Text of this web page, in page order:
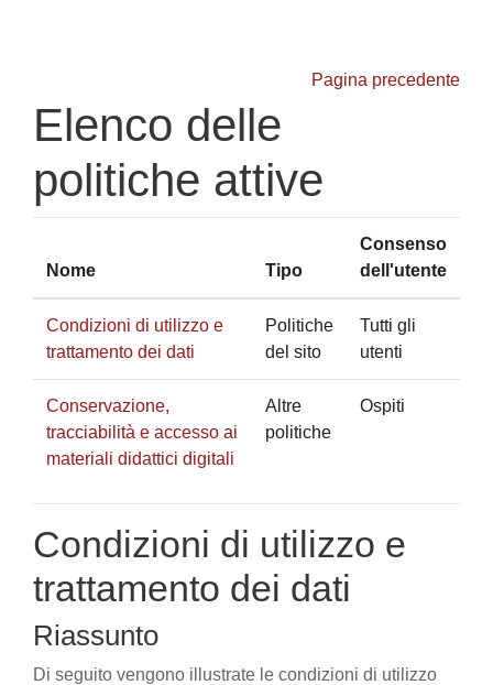
Pagina precedente
Elenco delle
politiche attive
Nome Tipo
Consenso
dell'utente
Condizioni di utilizzo e
trattamento dei dati
Politiche
del sito
Tutti gli
utenti
Conservazione,
tracciabilità e accesso ai
materiali didattici digitali
Altre
politiche
Ospiti
Condizioni di utilizzo e
trattamento dei dati
Riassunto
Di seguito vengono illustrate le condizioni di utilizzo